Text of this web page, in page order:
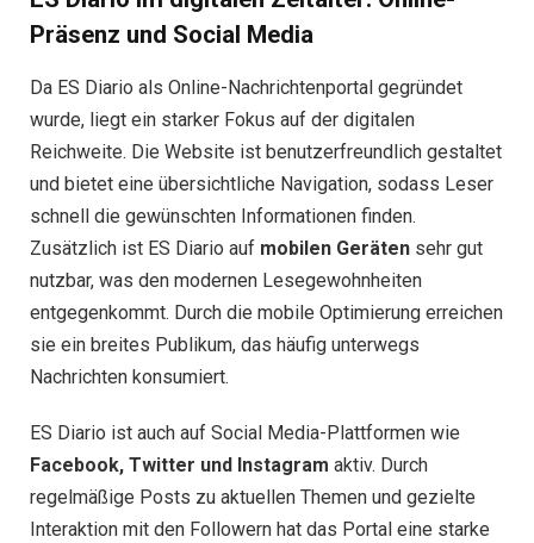
Präsenz und Social Media
Da ES Diario als Online-Nachrichtenportal gegründet
wurde, liegt ein starker Fokus auf der digitalen
Reichweite. Die Website ist benutzerfreundlich gestaltet
und bietet eine übersichtliche Navigation, sodass Leser
schnell die gewünschten Informationen finden.
Zusätzlich ist ES Diario auf mobilen Geräten sehr gut
nutzbar, was den modernen Lesegewohnheiten
entgegenkommt. Durch die mobile Optimierung erreichen
sie ein breites Publikum, das häufig unterwegs
Nachrichten konsumiert.
ES Diario ist auch auf Social Media-Plattformen wie
Facebook, Twitter und Instagram aktiv. Durch
regelmäßige Posts zu aktuellen Themen und gezielte
Interaktion mit den Followern hat das Portal eine starke